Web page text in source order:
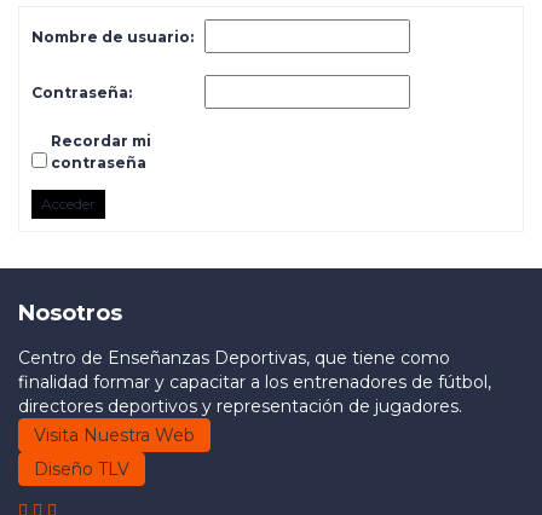
Nombre de usuario:
Contraseña:
Recordar mi
contraseña
Acceder
Nosotros
Centro de Enseñanzas Deportivas, que tiene como
finalidad formar y capacitar a los entrenadores de fútbol,
directores deportivos y representación de jugadores.
Visita Nuestra Web
Diseño TLV